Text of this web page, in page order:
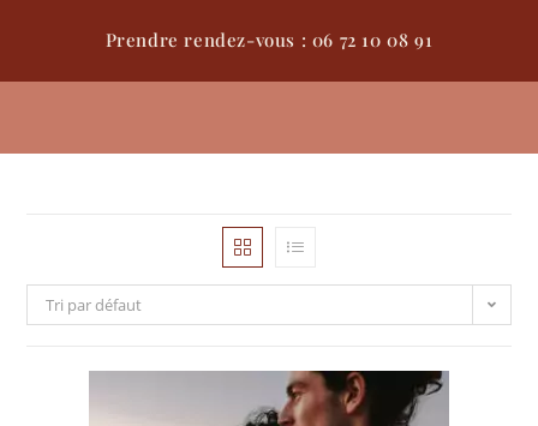
Prendre rendez-vous : 06 72 10 08 91
Tri par défaut